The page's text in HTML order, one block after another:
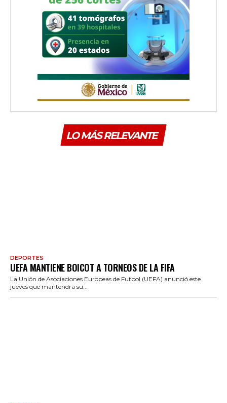
LO MÁS RELEVANTE
DEPORTES
UEFA MANTIENE BOICOT A TORNEOS DE LA FIFA
La Unión de Asociaciones Europeas de Futbol (UEFA) anunció este
jueves que mantendrá su...